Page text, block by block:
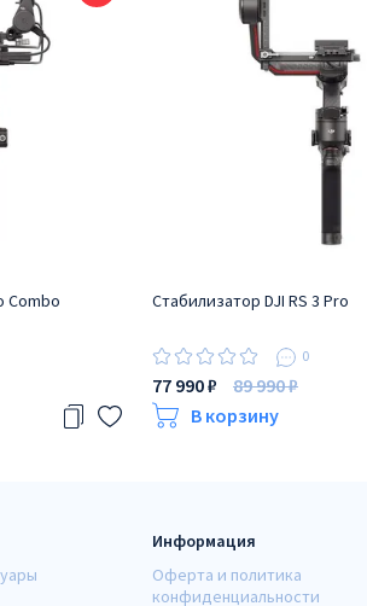
Combo Стабилизатор DJI RS 3 Pro
0
77 990 ₽
89 990 ₽
В корзину
Информация
Оферта и политика
конфиденциальности